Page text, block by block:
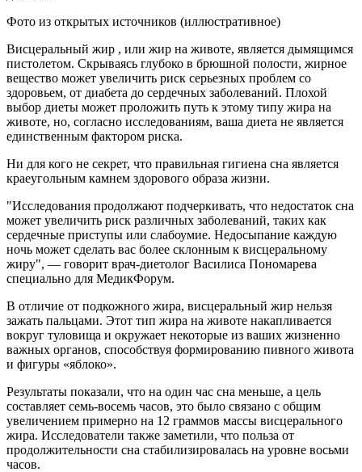
Фото из открытых источников (иллюстративное)
Висцеральный жир , или жир на животе, является дымящимся
пистолетом. Скрываясь глубоко в брюшной полости, жирное
вещество может увеличить риск серьезных проблем со
здоровьем, от диабета до сердечных заболеваний. Плохой
выбор диеты может проложить путь к этому типу жира на
животе, но, согласно исследованиям, ваша диета не является
единственным фактором риска.
Ни для кого не секрет, что правильная гигиена сна является
краеугольным камнем здорового образа жизни.
"Исследования продолжают подчеркивать, что недостаток сна
может увеличить риск различных заболеваний, таких как
сердечные приступы или слабоумие. Недосыпание каждую
ночь может сделать вас более склонным к висцеральному
жиру", — говорит врач-диетолог Василиса Пономарева
специально для МедикФорум.
В отличие от подкожного жира, висцеральный жир нельзя
зажать пальцами. Этот тип жира на животе накапливается
вокруг туловища и окружает некоторые из ваших жизненно
важных органов, способствуя формированию пивного живота
и фигуры «яблоко».
Результаты показали, что на один час сна меньше, а цель
составляет семь-восемь часов, это было связано с общим
увеличением примерно на 12 граммов массы висцерального
жира. Исследователи также заметили, что польза от
продолжительности сна стабилизировалась на уровне восьми
часов.